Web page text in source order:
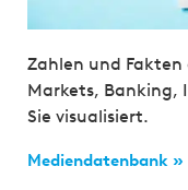
Zahlen und Fakten
Markets, Banking,
Sie visualisiert.
Mediendatenbank »